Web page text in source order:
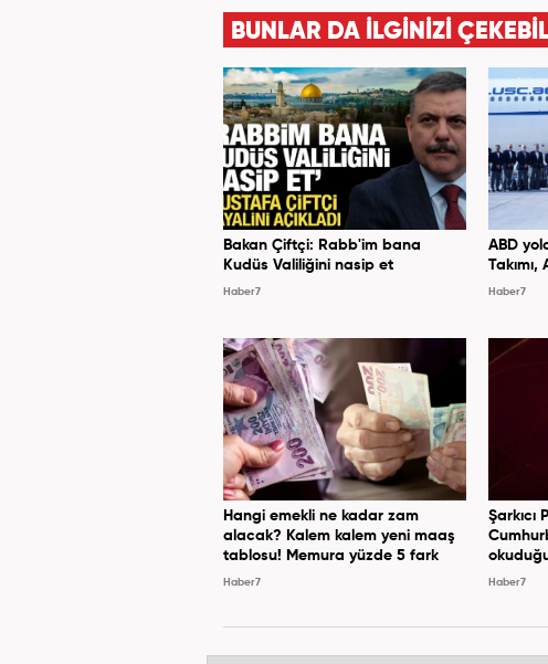
BUNLAR DA İLGİNİZİ
Bakan Çiftçi: Rabb'im bana
Kudüs Valiliğini nasip et
Haber7
ABD
Haber7
Hangi emekli ne kadar zam
alacak? Kalem kalem yeni maaş
tablosu! Memura yüzde 5 fark
Haber7
Şarkıcı
Haber7